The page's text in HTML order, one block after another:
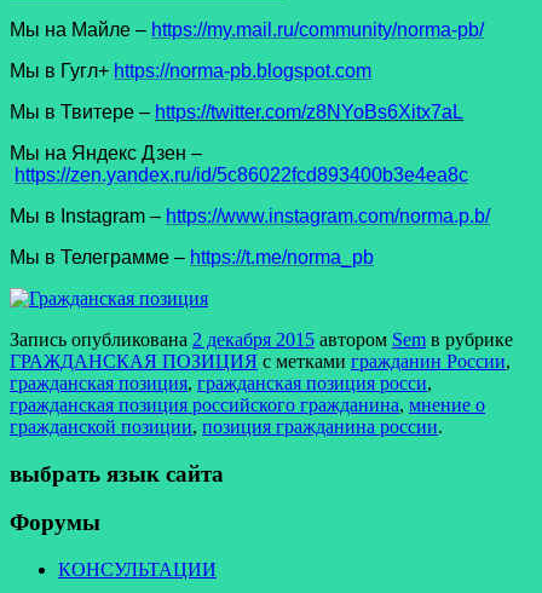
Мы на Майле – https://my.mail.ru/community/norma-pb/
Мы в Гугл+ https://norma-pb.blogspot.com
Мы в Твитере – https://twitter.com/z8NYoBs6Xitx7aL
Мы на Яндекс Дзен –
https://zen.yandex.ru/id/5c86022fcd893400b3e4ea8c
Мы в Instagram – https://www.instagram.com/norma.p.b/
Мы в Телеграмме – https://t.me/norma_pb
Запись опубликована 2 декабря 2015 автором Sem в рубрике
ГРАЖДАНСКАЯ ПОЗИЦИЯ с метками гражданин России,
гражданская позиция, гражданская позиция росси,
гражданская позиция российского гражданина, мнение о
гражданской позиции, позиция гражданина россии.
выбрать язык сайта
Форумы
КОНСУЛЬТАЦИИ